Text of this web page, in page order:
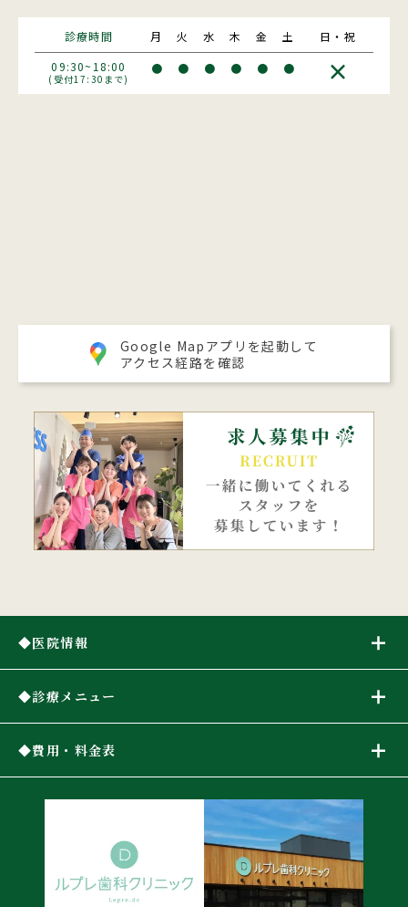
診療時間 月 火 水 木 金 土
日・祝
09:30~18:00
(受付17:30まで)
● ● ● ● ● ● ×
Google Mapアプリを起動して
アクセス経路を確認
医院情報
診療メニュー
費用・料金表